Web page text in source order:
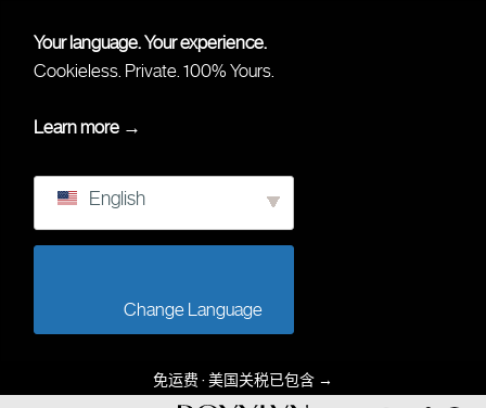
Your language. Your experience.
Cookieless. Private. 100% Yours.
Learn more →
English
免运费 · 美国关税已包含 →